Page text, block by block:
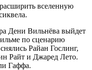
вселенную
Дени Вильнёва выйдет
по сценарию
Райан Гослинг,
Райт и Джаред Лето.
Гаффа.